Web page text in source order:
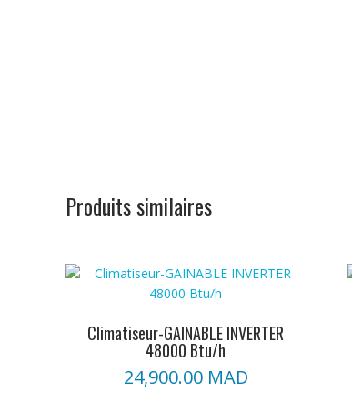
Produits similaires
Climatiseur-GAINABLE INVERTER
48000 Btu/h
24,900.00 MAD